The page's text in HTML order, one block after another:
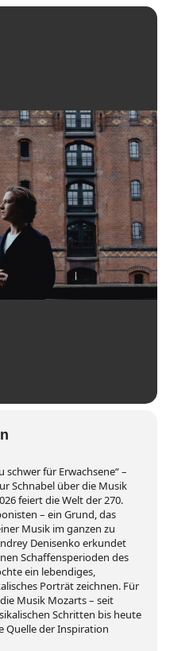
schwer für Erwachsene“ –
Schnabel über die Musik
feiert die Welt der 270.
– ein Grund, das
Musik im ganzen zu
Denisenko erkundet
Schaffensperioden des
ein lebendiges,
Porträt zeichnen. Für
Musik Mozarts – seit
Schritten bis heute
Quelle der Inspiration